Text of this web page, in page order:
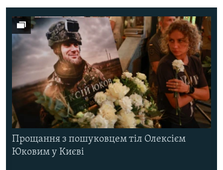
Прощання з пошуковцем тіл Олексієм
Юковим у Києві